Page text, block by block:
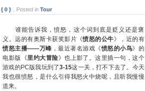
{ 0 } ，Posted in Tour
谁能告诉我，愤怒，这个词到底是贬义还是褒
义。远的有奥斯卡获奖影片《愤怒的公牛》，近的有
愤怒主播——万峰 ，最近著名游戏《愤怒的小鸟》的
电影版《里约大冒险》也上影了。这里插一句，这个
游戏的PC版我玩到了3-15这一关，打不下去了。今天
我也很愤怒，是什么引得我怒火中烧呢，且听我慢慢
道来。